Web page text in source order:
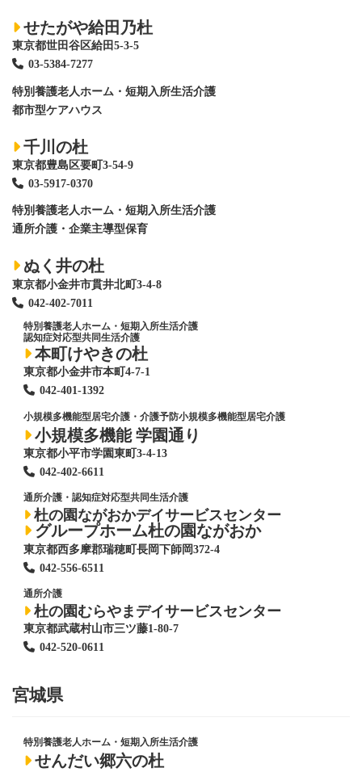
せたがや給田乃杜
東京都世田谷区給田5-3-5
03-5384-7277
特別養護老人ホーム ・短期入所生活介護
都市型ケアハウス
千川の杜
東京都豊島区要町3-54-9
03-5917-0370
特別養護老人ホーム ・短期入所生活介護
通所介護・企業主導型保育
ぬく井の杜
東京都小金井市貫井北町3-4-8
042-402-7011
特別養護老人ホーム ・短期入所生活介護
認知症対応型共同生活介護
本町けやきの杜
東京都小金井市本町4-7-1
042-401-1392
小規模多機能型居宅介護・介護予防小規模多機能型居宅介護
小規模多機能 学園通り
東京都小平市学園東町3-4-13
042-402-6611
通所介護・認知症対応型共同生活介護
杜の園ながおかデイサービスセンター
グループホーム杜の園ながおか
東京都西多摩郡瑞穂町長岡下師岡372-4
042-556-6511
通所介護
杜の園むらやまデイサービスセンター
東京都武蔵村山市三ツ藤1-80-7
042-520-0611
宮城県
特別養護老人ホーム ・短期入所生活介護
せんだい郷六の杜